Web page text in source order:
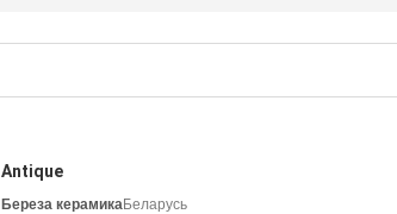
Antique
Береза керамикаБеларусь